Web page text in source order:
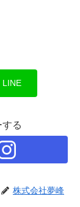
LINE
る
株式会社夢峰